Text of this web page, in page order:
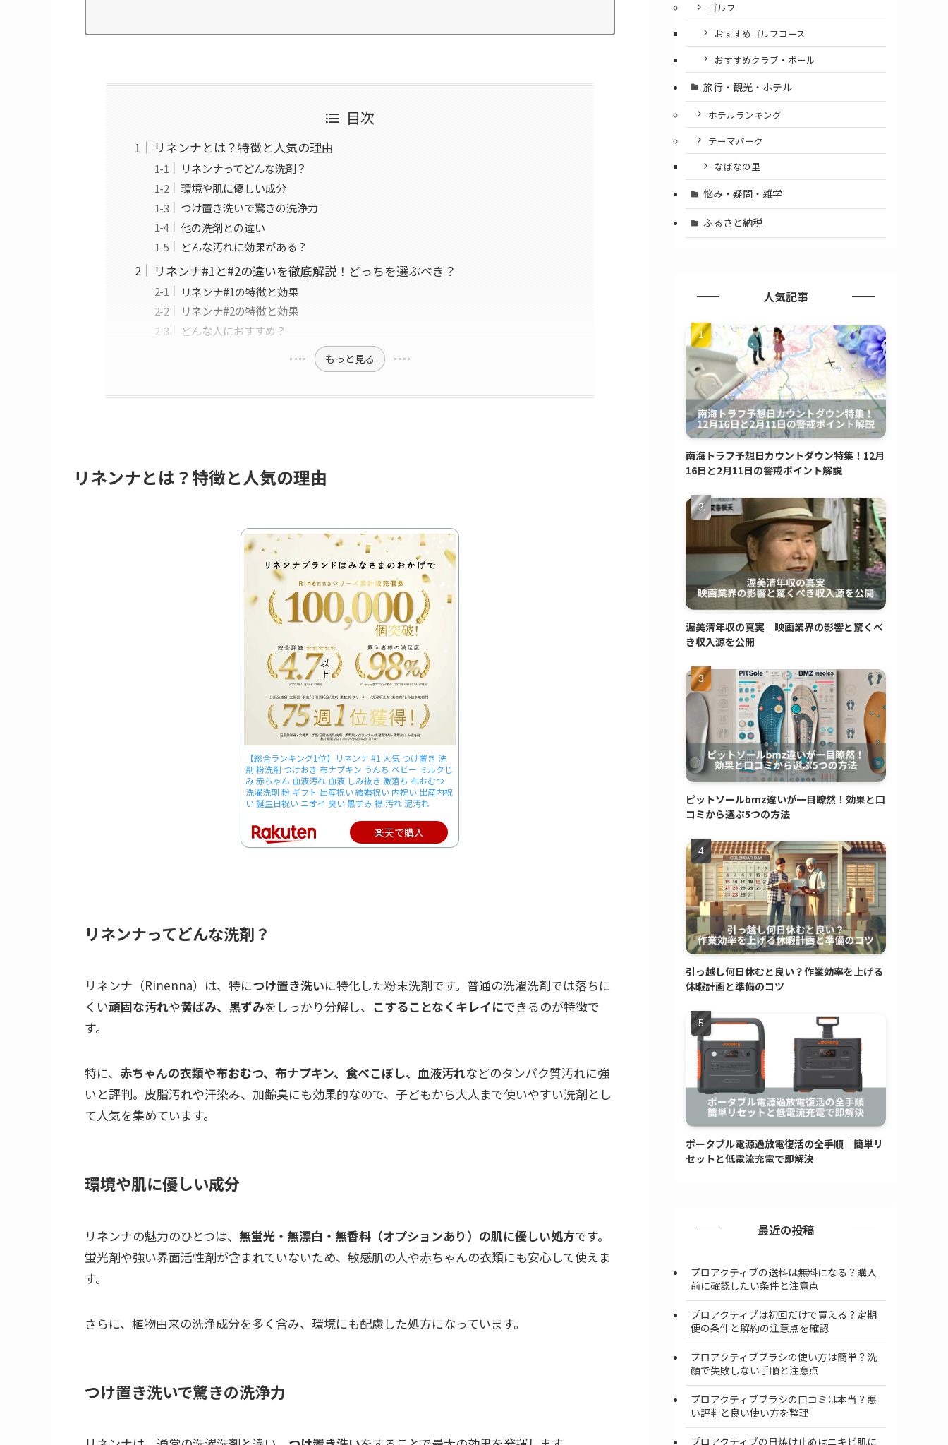
目次
リネンナとは？特徴と人気の理由
リネンナってどんな洗剤？
環境や肌に優しい成分
つけ置き洗いで驚きの洗浄力
他の洗剤との違い
どんな汚れに効果がある？
リネンナ#1と#2の違いを徹底解説！どっちを選ぶべき？
リネンナ#1の特徴と効果
リネンナ#2の特徴と効果
どんな人におすすめ？
もっと見る
リネンナとは？特徴と人気の理由
【総合ランキング1位】リネンナ #1 人気 つけ置き 洗
剤 粉洗剤 つけおき 布ナプキン うんち ベビー ミルクじ
み 赤ちゃん 血液汚れ 血液 しみ抜き 激落ち 布おむつ
洗濯洗剤 粉 ギフト 出産祝い 結婚祝い 内祝い 出産内祝
い 誕生日祝い ニオイ 臭い 黒ずみ 襟 汚れ 泥汚れ
楽天で購入
リネンナってどんな洗剤？
リネンナ（Rinenna）は、特につけ置き洗いに特化した粉末洗剤です。普通の洗濯洗剤では落ちに
くい頑固な汚れや黄ばみ、黒ずみをしっかり分解し、 こすることなくキレイにできるのが特徴で
す。
特に、 赤ちゃんの衣類や布おむつ、布ナプキン、食べこぼし、血液汚れなどのタンパク質汚れに強
いと評判。皮脂汚れや汗染み、加齢臭にも効果的なので、子どもから大人まで使いやすい洗剤とし
て人気を集めています。
環境や肌に優しい成分
リネンナの魅力のひとつは、 無蛍光・無漂白・無香料（オプションあり）の肌に優しい処方です。
蛍光剤や強い界面活性剤が含まれていないため、敏感肌の人や赤ちゃんの衣類にも安心して使えま
す。
さらに、植物由来の洗浄成分を多く含み、環境にも配慮した処方になっています。
つけ置き洗いで驚きの洗浄力
ゴルフ
おすすめゴルフコース
おすすめクラブ・ボール
旅行・観光・ホテル
ホテルランキング
テーマパーク
なばなの里
悩み・疑問・雑学
ふるさと納税
人気記事
南海トラフ予想日カウントダウン特集！12月
16日と2月11日の警戒ポイント解説
渥美清年収の真実｜映画業界の影響と驚くべ
き収入源を公開
ピットソールbmz違いが一目瞭然！効果と口
コミから選ぶ5つの方法
引っ越し何日休むと良い？作業効率を上げる
休暇計画と準備のコツ
ポータブル電源過放電復活の全手順｜簡単リ
セットと低電流充電で即解決
最近の投稿
プロアクティブの送料は無料になる？購入
前に確認したい条件と注意点
プロアクティブは初回だけで買える？定期
便の条件と解約の注意点を確認
プロアクティブブラシの使い方は簡単？洗
顔で失敗しない手順と注意点
プロアクティブブラシの口コミは本当？悪
い評判と良い使い方を整理
プロアクティブの日焼け止めはニキビ肌に